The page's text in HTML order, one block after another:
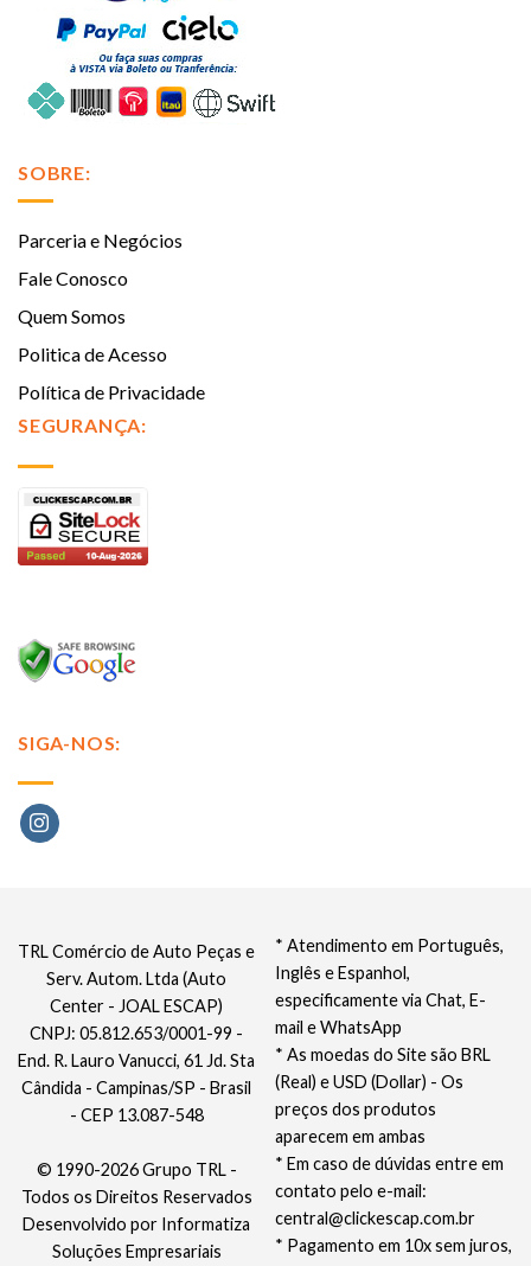
SOBRE:
Parceria e Negócios
Fale Conosco
Quem Somos
Politica de Acesso
Política de Privacidade
SEGURANÇA:
SIGA-NOS:
* Atendimento em Português,
Inglês e Espanhol,
especificamente via Chat, E-
mail e WhatsApp
* As moedas do Site são BRL
(Real) e USD (Dollar) - Os
preços dos produtos
aparecem em ambas
* Em caso de dúvidas entre em
contato pelo e-mail:
central@clickescap.com.br
* Pagamento em 10x sem juros,
TRL Comércio de Auto Peças e
Serv. Autom. Ltda (Auto
Center - JOAL ESCAP)
CNPJ: 05.812.653/0001-99 -
End. R. Lauro Vanucci, 61 Jd. Sta
Cândida - Campinas/SP - Brasil
- CEP 13.087-548
© 1990-2026 Grupo TRL -
Todos os Direitos Reservados
Desenvolvido por Informatiza
Soluções Empresariais